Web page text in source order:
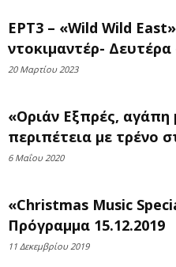
ΕΡΤ3 – «Wild Wild
ντοκιμαντέρ- Δευτέρα
20 Μαρτίου 2023
«Οριάν Εξπρές, αγάπη
περιπέτεια με τρένο
6 Μαΐου 2020
«Christmas Music
Πρόγραμμα 15.12.2019
11 Δεκεμβρίου 2019